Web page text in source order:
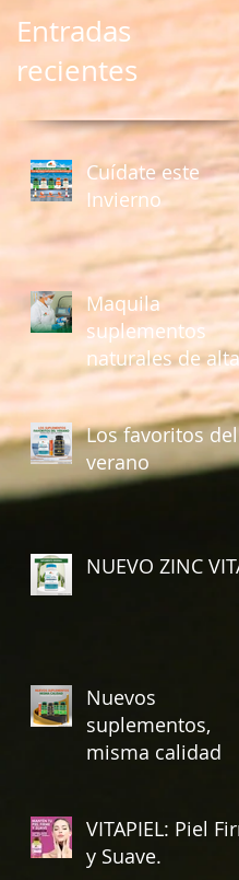
Entradas
recientes
Cuídate este
Invierno
Maquila
suplementos
naturales de alta
calidad con
Los favoritos del
verano
NUEVO ZINC
Nuevos
suplementos,
misma calidad
VITAPIEL: Piel
y Suave.